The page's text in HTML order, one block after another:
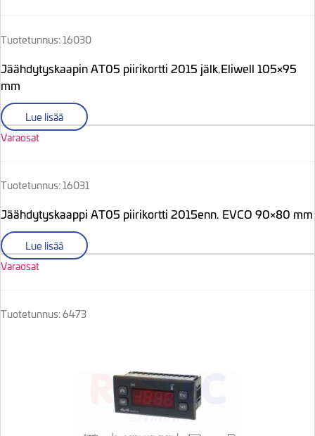
Tuotetunnus: 16030
Jäähdytyskaapin AT05 piirikortti 2015 jälk.Eliwell 105×95
mm
Lue lisää
Varaosat
Tuotetunnus: 16031
Jäähdytyskaappi AT05 piirikortti 2015enn. EVCO 90×80 mm
Lue lisää
Varaosat
Tuotetunnus: 6473